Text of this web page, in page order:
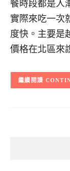
餐時段都是人
實際來吃一次
度快。主要是
價格在北區來